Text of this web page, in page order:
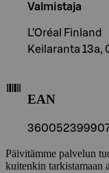
Valmistaja
L’Oréal Finland
Keilaranta 13a,
EAN
Päivitämme palvelun
kuitenkin tarkistamaan